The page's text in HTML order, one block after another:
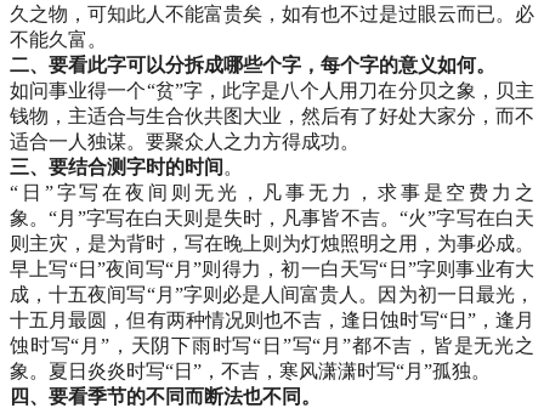
久之物，可知此人不能富贵矣，如有也不过是过眼云而已。必
不能久富。­
二、要看此字可以分拆成哪些个字，每个字的意义如何。
如问事业得一个“贫”字，此字是八个人用刀在分贝之象，贝主
钱物，主适合与生合伙共图大业，然后有了好处大家分，而不
适合一人独谋。要聚众人之力方得成功。­
三、要结合测字时的时间 。
“日”字写在夜间则无光，凡事无力，求事是空费力之
象。“月”字写在白天则是失时，凡事皆不吉。“火”字写在白天
则主灾，是为背时，写在晚上则为灯烛照明之用，为事必成。
早上写“日”夜间写“月”则得力，初一白天写“日”字则事业有大
成，十五夜间写“月”字则必是人间富贵人。因为初一日最光，
十五月最圆，但有两种情况则也不吉，逢日蚀时写“日”，逢月
蚀时写“月”，天阴下雨时写“日”写“月”都不吉，皆是无光之
象。夏日炎炎时写“日”，不吉，寒风潇潇时写“月”孤独。­
四、要看季节的不同而断法也不同。